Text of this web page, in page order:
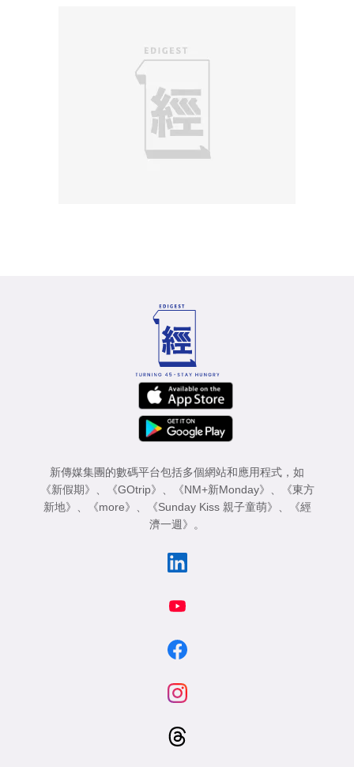
新傳媒集團的數碼平台包括多個網站和應用程式，如
《新假期》
《GOtrip》 《NM+新Monday》
《東方
新地》
《more》 《Sunday Kiss 親子童萌》
《經
濟一週》
。